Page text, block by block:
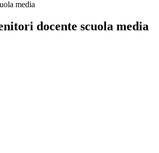
media
docente scuola media